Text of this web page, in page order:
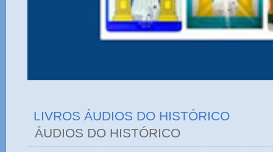
LIVROS ÁUDIOS DO HISTÓRICO
ÁUDIOS DO